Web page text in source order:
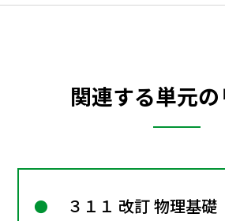
関連する単元
３１１ 改訂 物理基礎